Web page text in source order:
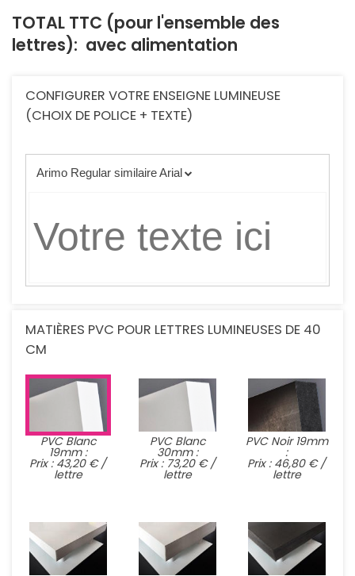
TOTAL TTC (pour l'ensemble des
lettres): avec alimentation
CONFIGURER VOTRE ENSEIGNE LUMINEUSE
(CHOIX DE POLICE + TEXTE)
Arimo Regular similaire Arial
MATIÈRES PVC POUR LETTRES LUMINEUSES DE 40
CM
PVC Blanc
19mm :
Prix : 43,20 € /
lettre
PVC Blanc
30mm :
Prix : 73,20 € /
lettre
PVC Noir 19mm
:
Prix : 46,80 € /
lettre